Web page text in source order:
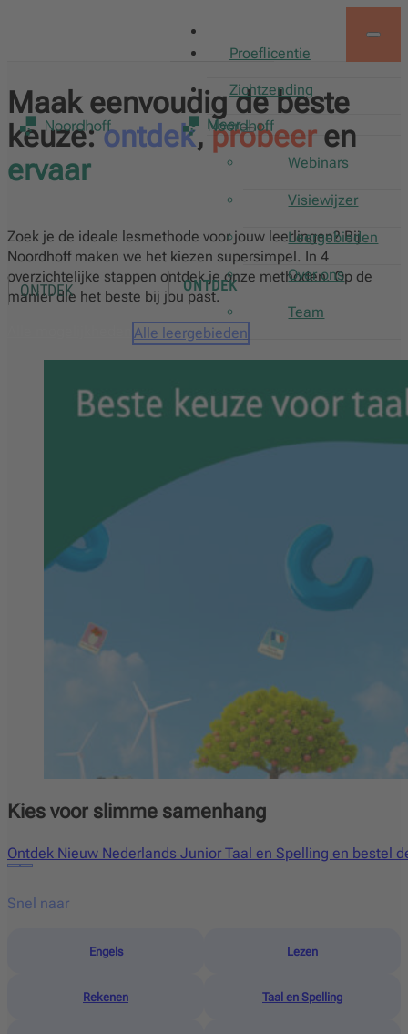
ONTDEK ONTDEK
Proeflicentie
Zichtzending
Meer
Webinars
Visiewijzer
Leergebieden
Over ons
Team
Maak eenvoudig de beste
keuze:ontdek,probeeren
ervaar
Zoek je de ideale lesmethode voor jouw leerlingen? Bij
Noordhoff maken we het kiezen supersimpel. In 4
overzichtelijke stappen ontdek je onze methoden. Op de
manier die het beste bij jou past.
Alle leergebieden
Kies voor slimme samenhang
Ontdek Nieuw Nederlands Junior Taal en Spelling en bestel
Snel naar
Engels Lezen
Rekenen Taal en Spelling